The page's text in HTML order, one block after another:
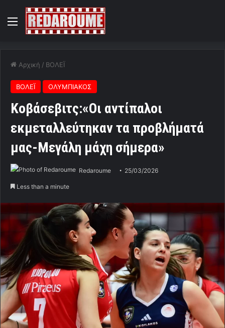
Menu
Αρχική / ΒΟΛΕΪ
ΒΟΛΕΪ ΟΛΥΜΠΙΑΚΟΣ
Κοβάσεβιτς:«Οι αντίπαλοι
εκμεταλλεύτηκαν τα προβλήματά
μας-Μεγάλη μάχη σήμερα»
Redaroume 25/03/2026
Less than a minute